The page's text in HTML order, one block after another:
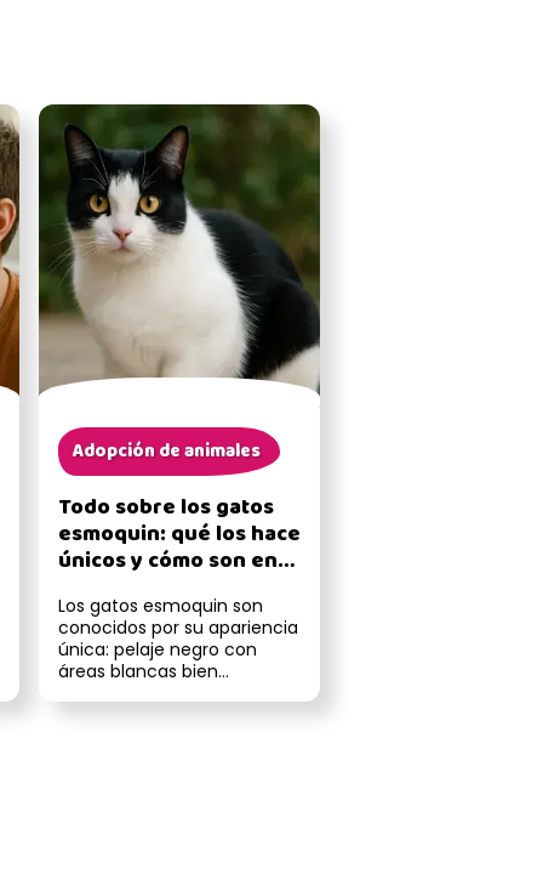
Adopción de animales
Todo sobre los gatos
esmoquin: qué los hace
únicos y cómo son en
Los gatos esmoquin son
conocidos por su apariencia
única: pelaje negro con
áreas blancas bien